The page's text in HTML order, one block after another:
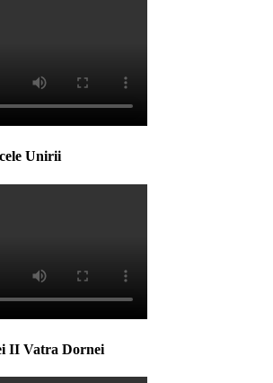
Unirii
II Vatra Dornei